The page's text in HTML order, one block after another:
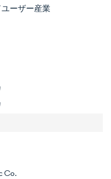
ーザー産業
Co.